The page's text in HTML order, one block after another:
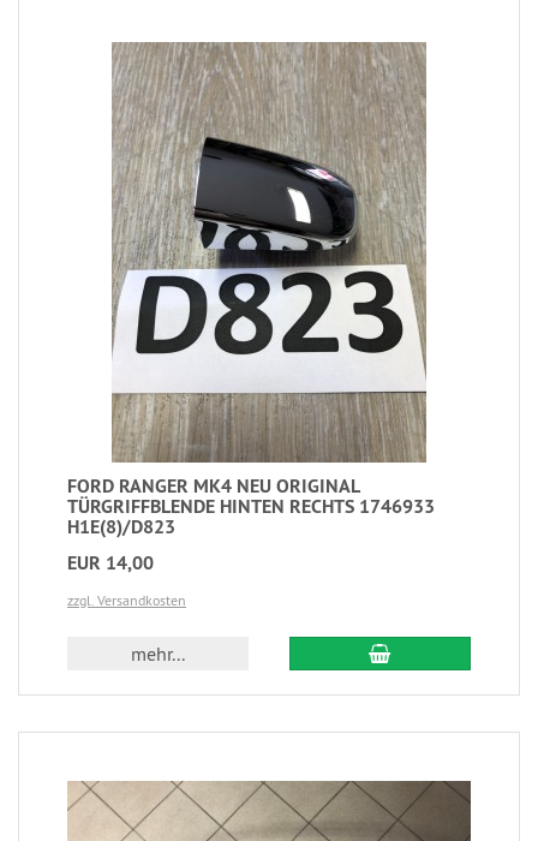
FORD RANGER MK4 NEU ORIGINAL
TÜRGRIFFBLENDE HINTEN RECHTS 1746933
H1E(8)/D823
EUR 14,00
zzgl. Versandkosten
mehr...